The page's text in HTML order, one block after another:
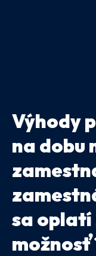
Výhody
na dobu
sa